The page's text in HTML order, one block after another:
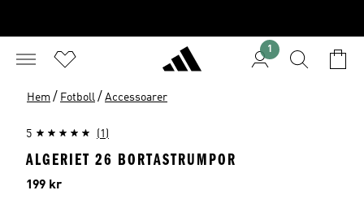
1
Hem / Fotboll / Accessoarer
5 (1)
ALGERIET 26 BORTASTRUMPOR
Pris
199 kr